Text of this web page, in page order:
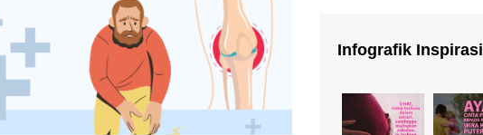
Infografik Inspirasi